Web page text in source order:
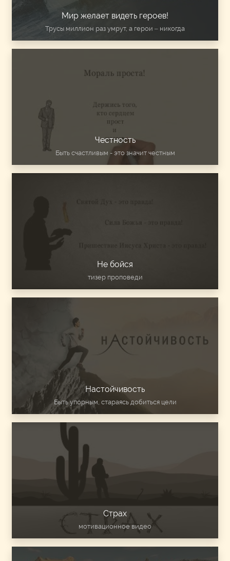
Мир желает видеть героев!
Трусы миллион раз умрут, а герои – никогда
Честность
Быть счастливым - это значит честным
Не бойся
тизер проповеди
Настойчивость
Быть упорным, стараясь добиться цели
Страх
мотивационное видео